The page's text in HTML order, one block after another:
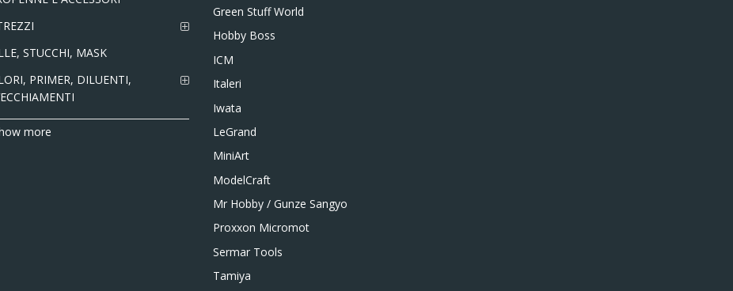
STUCCHI, MASK
PRIMER, DILUENTI,
more
Green Stuff World
Hobby Boss
ICM
Italeri
Iwata
LeGrand
MiniArt
ModelCraft
Mr Hobby / Gunze Sangyo
Proxxon Micromot
Sermar Tools
Tamiya